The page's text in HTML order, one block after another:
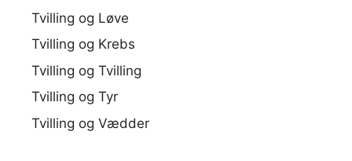
Tvilling og Løve
Tvilling og Krebs
Tvilling og Tvilling
Tvilling og Tyr
Tvilling og Vædder